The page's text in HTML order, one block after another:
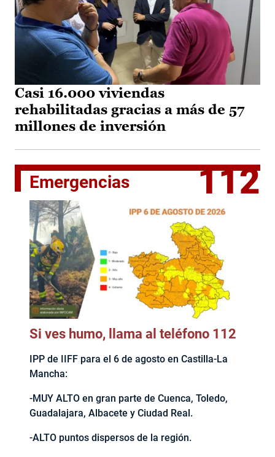
Casi 16.000 viviendas
rehabilitadas gracias a más de 57
millones de inversión
Emergencias 112
Si ves humo, llama al teléfono 112
IPP de IIFF para el 6 de agosto en Castilla-La
Mancha:
-MUY ALTO en gran parte de Cuenca, Toledo,
Guadalajara, Albacete y Ciudad Real.
-ALTO puntos dispersos de la región.